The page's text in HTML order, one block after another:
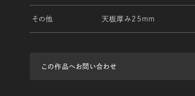
その他 天板厚み25ｍｍ
この作品へお問い合わせ